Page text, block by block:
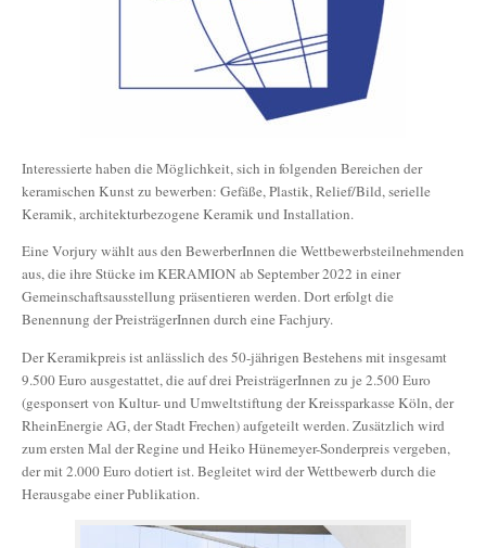
Interessierte haben die Möglichkeit, sich in folgenden Bereichen der
keramischen Kunst zu bewerben: Gefäße, Plastik, Relief/Bild, serielle
Keramik, architekturbezogene Keramik und Installation.
Eine Vorjury wählt aus den BewerberInnen die Wettbewerbsteilnehmenden
aus, die ihre Stücke im KERAMION ab September 2022 in einer
Gemeinschaftsausstellung präsentieren werden. Dort erfolgt die
Benennung der PreisträgerInnen durch eine Fachjury.
Der Keramikpreis ist anlässlich des 50-jährigen Bestehens mit insgesamt
9.500 Euro ausgestattet, die auf drei PreisträgerInnen zu je 2.500 Euro
(gesponsert von Kultur- und Umweltstiftung der Kreissparkasse Köln, der
RheinEnergie AG, der Stadt Frechen) aufgeteilt werden. Zusätzlich wird
zum ersten Mal der Regine und Heiko Hünemeyer-Sonderpreis vergeben,
der mit 2.000 Euro dotiert ist. Begleitet wird der Wettbewerb durch die
Herausgabe einer Publikation.